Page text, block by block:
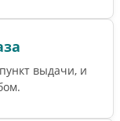
выдачи, и